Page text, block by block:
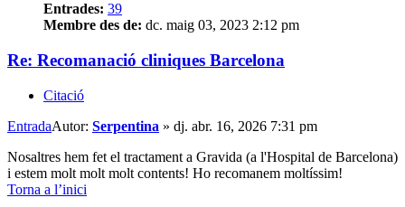
Entrades: 39
Membre des de: dc. maig 03, 2023 2:12 pm
Re: Recomanació cliniques Barcelona
Citació
EntradaAutor: Serpentina » dj. abr. 16, 2026 7:31 pm
Nosaltres hem fet el tractament a Gravida (a l'Hospital de Barcelona)
i estem molt molt molt contents! Ho recomanem moltíssim!
Torna a l’inici